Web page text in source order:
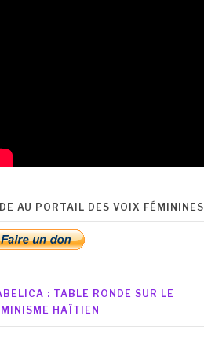
AU PORTAIL DES VOIX FÉMININES
: TABLE RONDE SUR LE
HAÏTIEN